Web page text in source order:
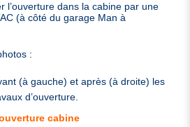
l’ouverture dans la cabine par une
(à côté du garage Man à
:
(à gauche) et après (à droite) les
d’ouverture.